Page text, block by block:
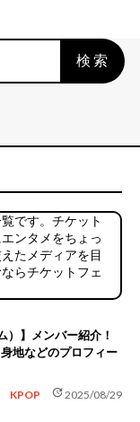
検索
です。チケット
ンタメをちょっ
たメディアを目
らチケットフェ
）】メンバー紹介！
地などのプロフィー
KPOP update2025/08/29